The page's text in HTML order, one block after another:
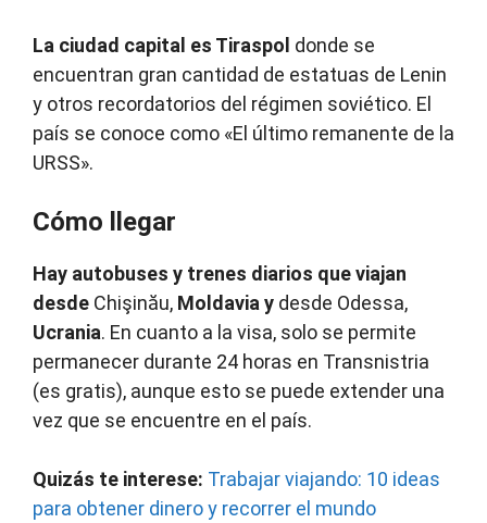
La ciudad capital es Tiraspol donde se
encuentran gran cantidad de estatuas de Lenin
y otros recordatorios del régimen soviético. El
país se conoce como «El último remanente de la
URSS».
Cómo llegar
Hay autobuses y trenes diarios que viajan
desde Chişinău, Moldaviay desde Odessa,
Ucrania. En cuanto a la visa, solo se permite
permanecer durante 24 horas en Transnistria
(es gratis), aunque esto se puede extender una
vez que se encuentre en el país.
Quizás te interese: Trabajar viajando: 10 ideas
para obtener dinero y recorrer el mundo